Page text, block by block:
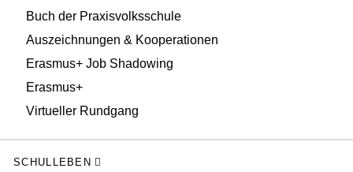
Buch der Praxisvolksschule
Auszeichnungen & Kooperationen
Erasmus+ Job Shadowing
Erasmus+
Virtueller Rundgang
SCHULLEBEN